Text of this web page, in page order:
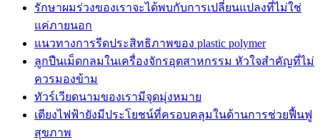
รักษาผมร่วงของเราจะได้พบกับการเปลี่ยนแปลงที่ไม่ใช่
แค่ภายนอก
แนวทางการรีดประสิทธิภาพของ plastic polymer
ลูกปืนเม็ดกลมในเครื่องจักรอุตสาหกรรม หัวใจสำคัญที่ไม่
ควรมองข้าม
ทัวร์เวียดนามของเรามีจุดมุ่งหมาย
เตียงไฟฟ้ายังมีประโยชน์ที่ครอบคลุมในด้านการช่วยฟื้นฟู
สุขภาพ